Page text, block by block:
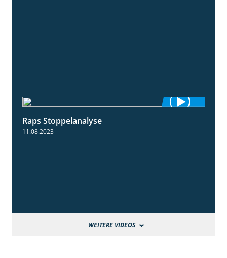
Raps Stoppelanalyse
11.08.2023
WEITERE VIDEOS